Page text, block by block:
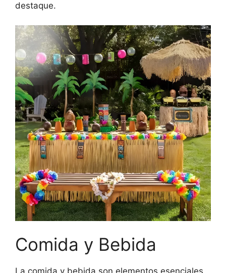
destaque.
Comida y Bebida
La comida y bebida son elementos esenciales